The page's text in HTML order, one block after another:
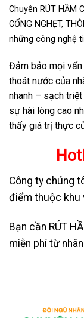
Chuyên RÚT HẦM
CỐNG NGHẸT,
những công nghệ
Đảm bảo mọi vấn
thoát nước của
nhanh – sạch
sự hài lòng cao
thấy giá trị thực
Công ty chúng
điểm thuộc khu
Bạn cần RÚT
miễn phí từ